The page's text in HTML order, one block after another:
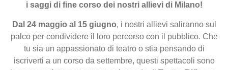
i saggi di fine corso dei nostri allievi di Milano!
Dal 24 maggio al 15 giugno, i nostri allievi saliranno sul
palco per condividere il loro percorso con il pubblico. Che
tu sia un appassionato di teatro o stia pensando di
iscriverti a un corso da settembre, questi spettacoli sono